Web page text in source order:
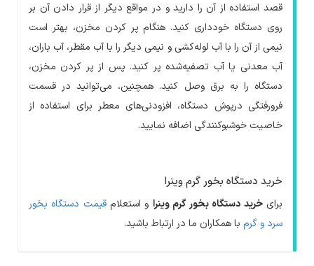
قصد استفاده از آن را دارید و در مواقع دیگر از قرار دادن آن بر
روی دستگاه خودداری کنید. هنگام پر کردن مخزن، بهتر است
نیمی از آن را با آب لوله‌کشی و نیمی دیگر را با آب مقطر، آب باران،
آب معدنی یا آب تصفیه‌شده پر کنید. پس از پر کردن مخزن،
دستگاه را به برق وصل کنید. همچنین، می‌توانید در قسمت
فرورفتگی درپوش دستگاه، افزودنی‌های معطر برای استفاده از
خاصیت خوشبوکنندگی اضافه نمایید.
خرید دستگاه بخور گرم وینرا
برایخرید دستگاه بخور گرم وینرا و استعلامقیمت دستگاه بخور
سرد و گرم با همکاران ما در ارتباط باشید.